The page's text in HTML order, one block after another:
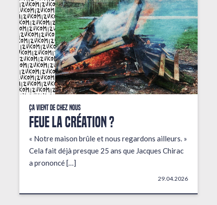
Ça vient de chez nous
FEUE LA CRÉATION ?
« Notre maison brûle et nous regardons ailleurs. »
Cela fait déjà presque 25 ans que Jacques Chirac
a prononcé […]
29.04.2026